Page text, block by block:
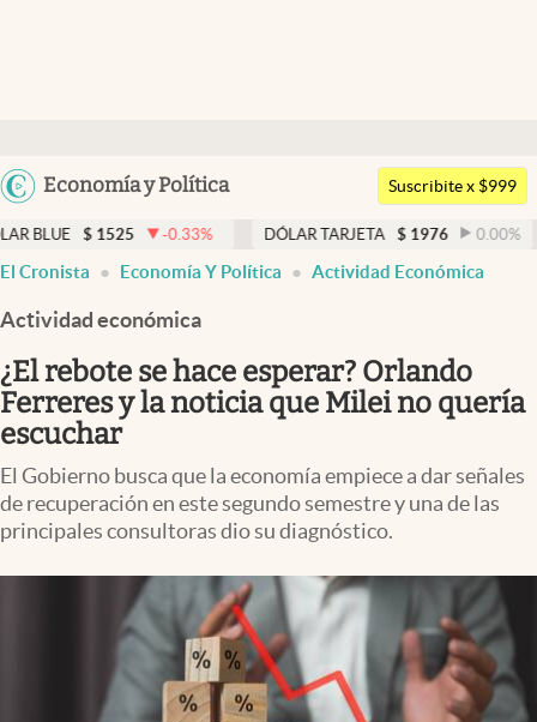
Argentina
Uruguay
Economía y Política
Members
Economía y Política
Finanzas y Mercados
Mercados Online
Negocios
Columnistas
Apertura
Suscribite x $999
-0.33% DÓLAR TARJETA $ 1976 0.00 % DÓLAR
El Cronista Economía Y Política Actividad Económica
Actividad económica
¿El rebote se hace esperar? Orlando
Ferreres y la noticia que Milei no quería
escuchar
El Gobierno busca que la economía empiece a dar señales
de recuperación en este segundo semestre y una de las
principales consultoras dio su diagnóstico.